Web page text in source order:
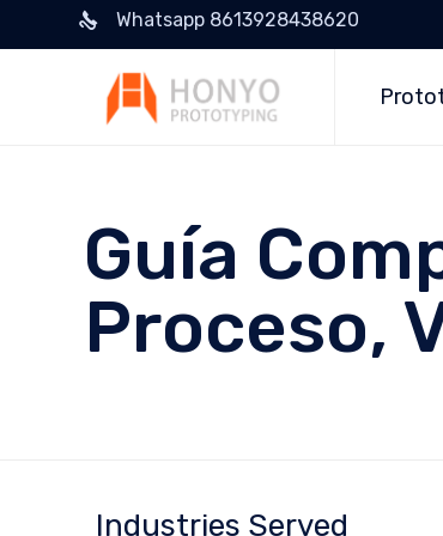
Whatsapp 8613928438620
Guía
Proceso,
Industries Served